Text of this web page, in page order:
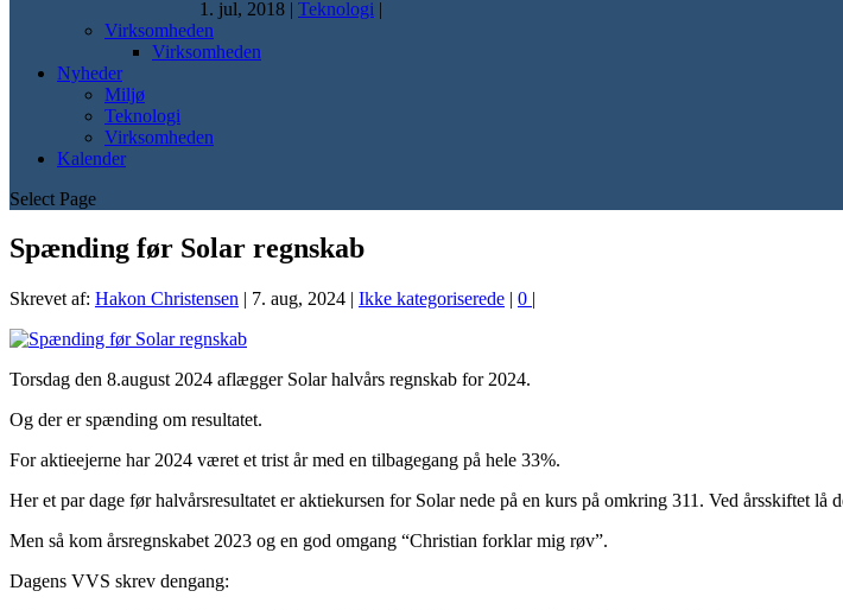
1. jul, 2018 | Teknologi |
Virksomheden
Virksomheden
Nyheder
Miljø
Teknologi
Virksomheden
Kalender
Select Page
Spænding før Solar regnskab
Skrevet af: Hakon Christensen | 7. aug, 2024 | Ikke kategoriserede | 0 |
Torsdag den 8.august 2024 aflægger Solar halvårs regnskab for 2024.
Og der er spænding om resultatet.
For aktieejerne har 2024 været et trist år med en tilbagegang på hele 33%.
Her et par dage før halvårsresultatet er aktiekursen for Solar nede på en kurs på omkring 311. Ved årsskiftet lå
Men så kom årsregnskabet 2023 og en god omgang “Christian forklar mig røv”.
Dagens VVS skrev dengang: